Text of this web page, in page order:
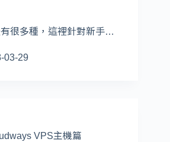
很多種，這裡針對新手…
03-29
VPS主機篇